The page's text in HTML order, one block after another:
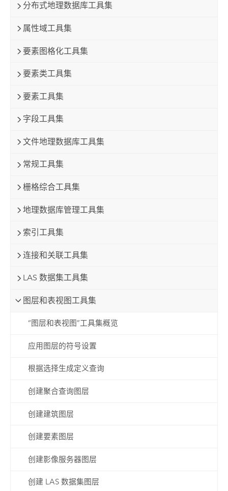
分布式地理数据库工具集
属性域工具集
要素图格化工具集
要素类工具集
要素工具集
字段工具集
文件地理数据库工具集
常规工具集
栅格综合工具集
地理数据库管理工具集
索引工具集
连接和关联工具集
LAS 数据集工具集
图层和表视图工具集
“图层和表视图”工具集概览
应用图层的符号设置
根据选择生成定义查询
创建聚合查询图层
创建建筑图层
创建要素图层
创建影像服务器图层
创建 LAS 数据集图层